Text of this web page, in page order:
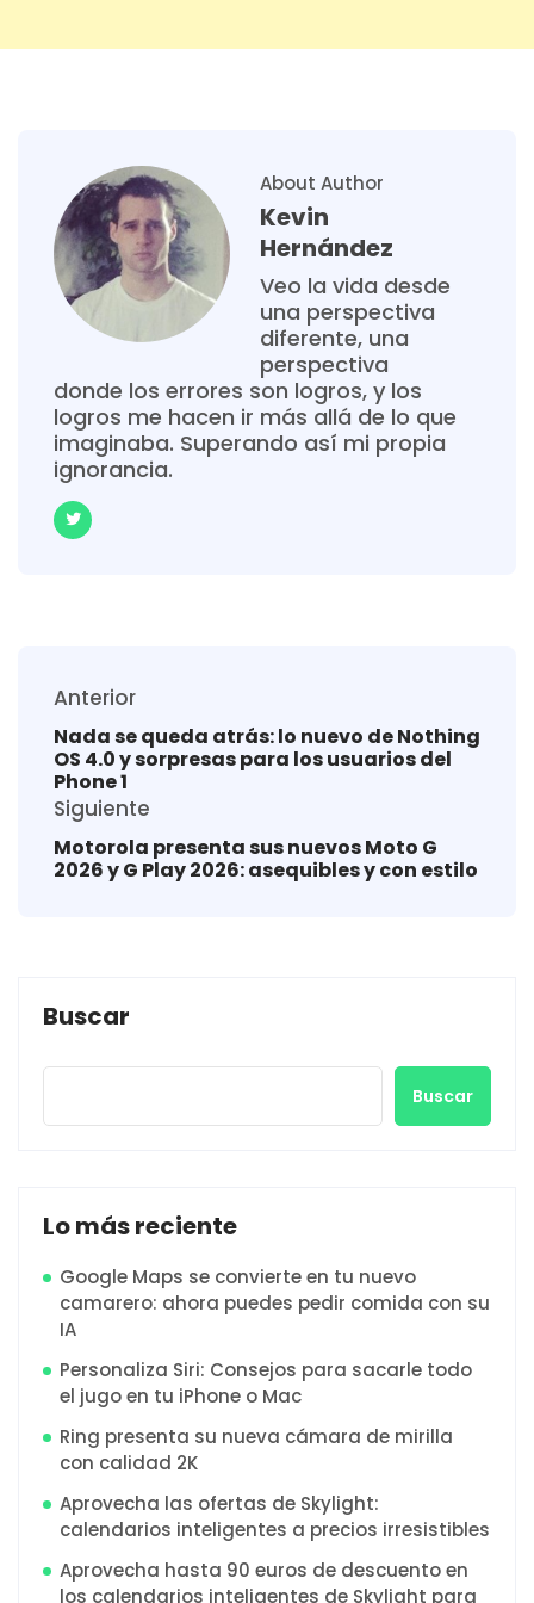
About Author
Kevin
Hernández
Veo la vida desde
una perspectiva
diferente, una
perspectiva
donde los errores son logros, y los
logros me hacen ir más allá de lo que
imaginaba. Superando así mi propia
ignorancia.
Anterior
Nada se queda atrás: lo nuevo de Nothing
OS 4.0 y sorpresas para los usuarios del
Phone 1
Siguiente
Motorola presenta sus nuevos Moto G
2026 y G Play 2026: asequibles y con estilo
Buscar
Buscar
Lo más reciente
Google Maps se convierte en tu nuevo
camarero: ahora puedes pedir comida con su
IA
Personaliza Siri: Consejos para sacarle todo
el jugo en tu iPhone o Mac
Ring presenta su nueva cámara de mirilla
con calidad 2K
Aprovecha las ofertas de Skylight:
calendarios inteligentes a precios irresistibles
Aprovecha hasta 90 euros de descuento en
los calendarios inteligentes de Skylight para